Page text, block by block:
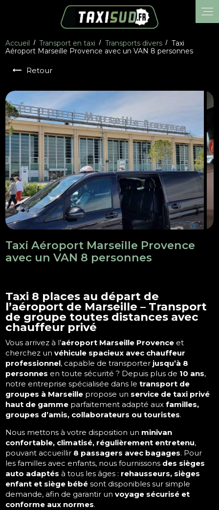
Accueil Transport en taxi Transports divers
Taxi
Aéroport Marseille Provence avec un VAN 8 personnes
Retour
Taxi Aéroport Marseille Provence
avec un VAN 8 personnes
Taxi 8 places au départ de
l’aéroport de Marseille – Transport
de groupe toutes distances avec
chauffeur privé
Vous arrivez à l’aéroport Marseille Provence et
cherchez unvéhicule spacieux avec chauffeur
professionnel, capable de transporter jusqu’à 8
personnes en toute sécurité ? Depuis plus de 10 ans,
notre entreprise spécialisée dans letransport de
groupes à Marseille propose un service de taxi privé
haut de gamme parfaitement adapté auxfamilles,
groupes d’amis, collaborateurs ou touristes.
Nous mettons à votre disposition un minivan
confortable, climatisé, régulièrement entretenu,
pouvant accueillir 8 passagers avec bagages. Pour
les familles avec enfants, nous fournissons des sièges
auto adaptés à tous les âges : rehausseurs, sièges
enfant et siège bébé sont disponibles sur simple
demande, afin de garantir unvoyage sécurisé et
conforme aux normes.
Panneau de gestion des cookies